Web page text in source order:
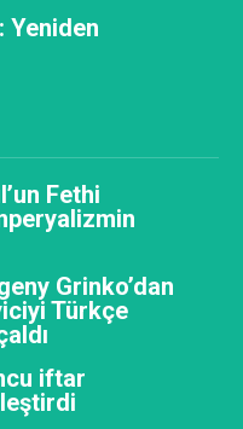
Yeniden
Fethi
Grinko’dan
Türkçe
iftar